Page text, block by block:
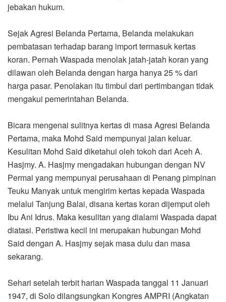
jebakan hukum.
Sejak Agresi Belanda Pertama, Belanda melakukan
pembatasan terhadap barang import termasuk kertas
koran. Pernah Waspada menolak jatah-jatah koran yang
dilawan oleh Belanda dengan harga hanya 25 % dari
harga pasar. Penolakan itu timbul dari pertimbangan tidak
mengakui pemerintahan Belanda.
Bicara mengenai sulitnya kertas di masa Agresi Belanda
Pertama, maka Mohd Said mempunyai jalan keluar.
Kesulitan Mohd Said diketahui oleh tokoh dari Aceh A.
Hasjmy. A. Hasjmy mengadakan hubungan dengan NV
Permai yang mempunyai perusahaan di Penang pimpinan
Teuku Manyak untuk mengirim kertas kepada Waspada
melalui Tanjung Balai, disana kertas koran dijemput oleh
Ibu Ani Idrus. Maka kesulitan yang dialami Waspada dapat
diatasi. Peristiwa kecil ini merupakan hubungan Mohd
Said dengan A. Hasjmy sejak masa dulu dan masa
sekarang.
Sehari setelah terbit harian Waspada tanggal 11 Januari
1947, di Solo dilangsungkan Kongres AMPRI (Angkatan